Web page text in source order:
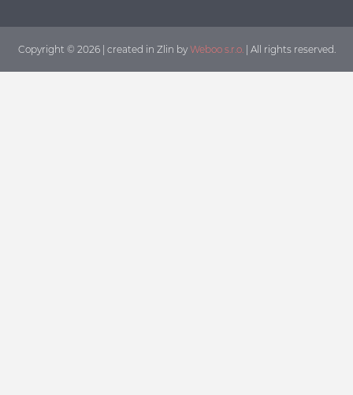
Copyright © 2026 | created in Zlin by Weboo s.r.o. | All rights reserved.